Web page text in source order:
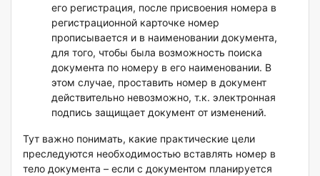
его регистрация, после присвоения номера в
регистрационной карточке номер
прописывается и в наименовании документа,
для того, чтобы была возможность поиска
документа по номеру в его наименовании. В
этом случае, проставить номер в документ
действительно невозможно, т.к. электронная
подпись защищает документ от изменений.
Тут важно понимать, какие практические цели
преследуются необходимостью вставлять номер в
тело документа – если с документом планируется